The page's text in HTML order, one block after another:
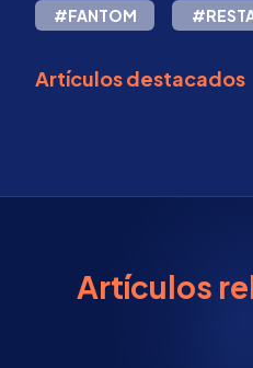
#FANTOM
Artículos destacados
Artículos